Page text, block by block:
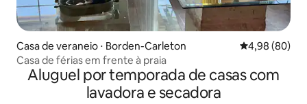
Casa de veraneio ⋅ Borden-Carleton 4,98 de uma
4,98 (80)
Casa de férias em frente à praia
Aluguel por temporada de casas com
lavadora e secadora